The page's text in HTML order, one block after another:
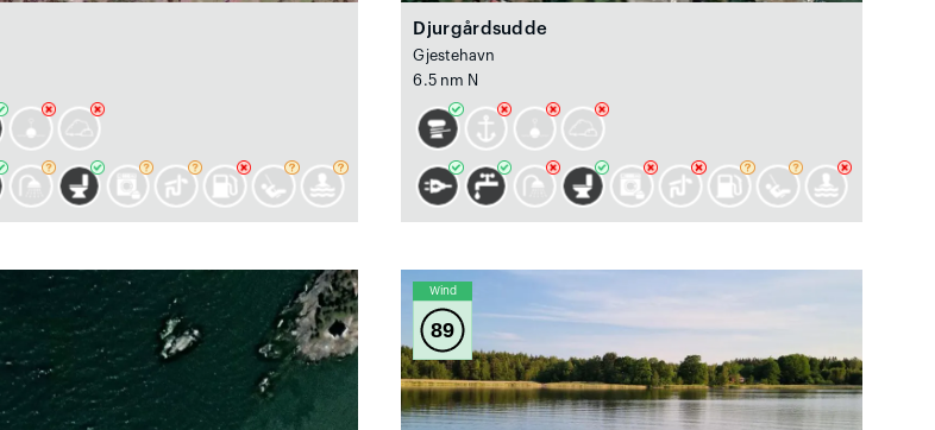
Djurgårdsudde
Gjestehavn
6.5 nm N
Wind
89